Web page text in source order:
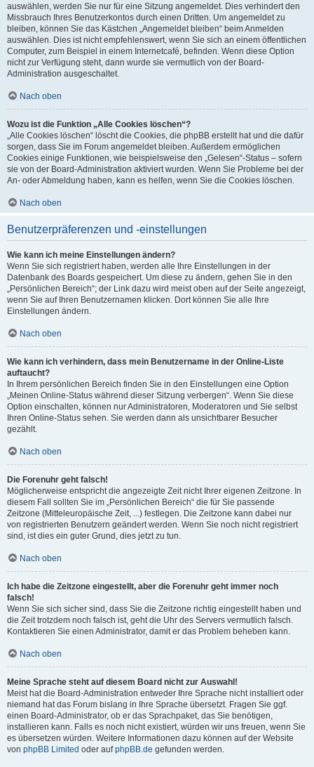
auswählen, werden Sie nur für eine Sitzung angemeldet. Dies verhindert den
Missbrauch Ihres Benutzerkontos durch einen Dritten. Um angemeldet zu
bleiben, können Sie das Kästchen „Angemeldet bleiben“ beim Anmelden
auswählen. Dies ist nicht empfehlenswert, wenn Sie sich an einem öffentlichen
Computer, zum Beispiel in einem Internetcafé, befinden. Wenn diese Option
nicht zur Verfügung steht, dann wurde sie vermutlich von der Board-
Administration ausgeschaltet.
Nach oben
Wozu ist die Funktion „Alle Cookies löschen“?
„Alle Cookies löschen“ löscht die Cookies, die phpBB erstellt hat und die dafür
sorgen, dass Sie im Forum angemeldet bleiben. Außerdem ermöglichen
Cookies einige Funktionen, wie beispielsweise den „Gelesen“-Status – sofern
sie von der Board-Administration aktiviert wurden. Wenn Sie Probleme bei der
An- oder Abmeldung haben, kann es helfen, wenn Sie die Cookies löschen.
Nach oben
Benutzerpräferenzen und -einstellungen
Wie kann ich meine Einstellungen ändern?
Wenn Sie sich registriert haben, werden alle Ihre Einstellungen in der
Datenbank des Boards gespeichert. Um diese zu ändern, gehen Sie in den
„Persönlichen Bereich“; der Link dazu wird meist oben auf der Seite angezeigt,
wenn Sie auf Ihren Benutzernamen klicken. Dort können Sie alle Ihre
Einstellungen ändern.
Nach oben
Wie kann ich verhindern, dass mein Benutzername in der Online-Liste
auftaucht?
In Ihrem persönlichen Bereich finden Sie in den Einstellungen eine Option
„Meinen Online-Status während dieser Sitzung verbergen“. Wenn Sie diese
Option einschalten, können nur Administratoren, Moderatoren und Sie selbst
Ihren Online-Status sehen. Sie werden dann als unsichtbarer Besucher
gezählt.
Nach oben
Die Forenuhr geht falsch!
Möglicherweise entspricht die angezeigte Zeit nicht Ihrer eigenen Zeitzone. In
diesem Fall sollten Sie im „Persönlichen Bereich“ die für Sie passende
Zeitzone (Mitteleuropäische Zeit, ...) festlegen. Die Zeitzone kann dabei nur
von registrierten Benutzern geändert werden. Wenn Sie noch nicht registriert
sind, ist dies ein guter Grund, dies jetzt zu tun.
Nach oben
Ich habe die Zeitzone eingestellt, aber die Forenuhr geht immer noch
falsch!
Wenn Sie sich sicher sind, dass Sie die Zeitzone richtig eingestellt haben und
die Zeit trotzdem noch falsch ist, geht die Uhr des Servers vermutlich falsch.
Kontaktieren Sie einen Administrator, damit er das Problem beheben kann.
Nach oben
Meine Sprache steht auf diesem Board nicht zur Auswahl!
Meist hat die Board-Administration entweder Ihre Sprache nicht installiert oder
niemand hat das Forum bislang in Ihre Sprache übersetzt. Fragen Sie ggf.
einen Board-Administrator, ob er das Sprachpaket, das Sie benötigen,
installieren kann. Falls es noch nicht existiert, würden wir uns freuen, wenn Sie
es übersetzen würden. Weitere Informationen dazu können auf der Website
von phpBB Limited oder aufphpBB.de gefunden werden.